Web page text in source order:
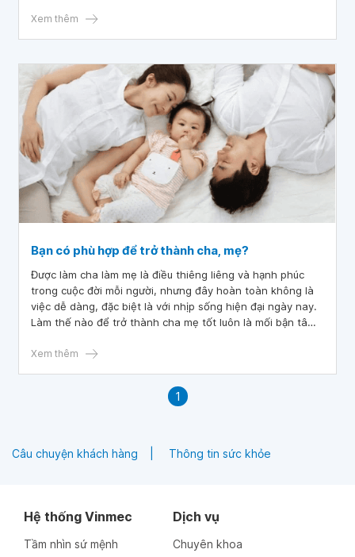
Xem thêm
Bạn có phù hợp để trở thành cha, mẹ?
Được làm cha làm mẹ là điều thiêng liêng và hạnh phúc
trong cuộc đời mỗi người, nhưng đây hoàn toàn không là
việc dễ dàng, đặc biệt là với nhịp sống hiện đại ngày nay.
Làm thế nào để trở thành cha mẹ tốt luôn là mối bận tâm
Xem thêm
1
Câu chuyện khách hàng Thông tin sức khỏe
Hệ thống Vinmec
Tầm nhìn sứ mệnh
Dịch vụ
Chuyên khoa